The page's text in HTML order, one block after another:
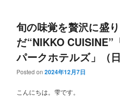
旬の味覚を贅沢に盛
だ“NIKKO CUISINE”
パークホテルズ」（日
Posted on2024年12月7日
こんにちは。雫です。